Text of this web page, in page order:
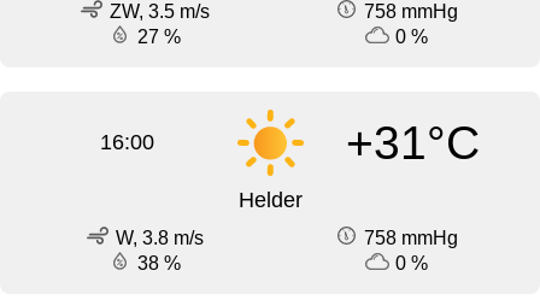
ZW, 3.5 m/s
758 mmHg
27 %
0 %
16:00 +31°C
Helder
W, 3.8 m/s
758 mmHg
38 %
0 %